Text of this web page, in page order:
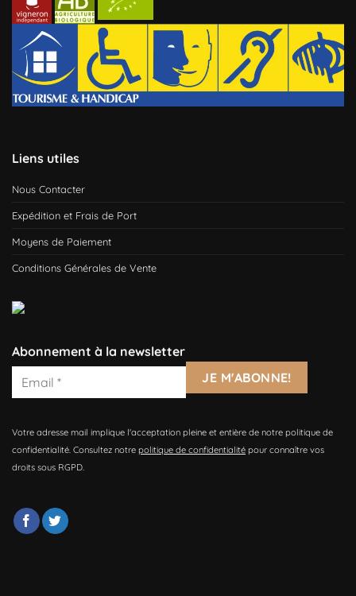
Liens utiles
Nous Contacter
Expédition et Frais de Port
Moyens de Paiement
Conditions Générales de Vente
Abonnement à la newsletter
Votre adresse mail implique l'acceptation pleine et entière de notre politique de
confidentialité. Consultez notre politique de confidentialité pour connaître vos
droits sous RGPD.